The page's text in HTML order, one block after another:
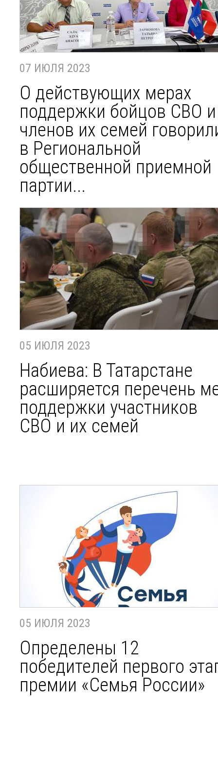
07 ИЮЛЯ 2023
О действующих мерах
поддержки бойцов СВО и
членов их семей
в Региональной
общественной приемной
партии...
05 ИЮЛЯ 2023
Набиева: В Татарстане
расширяется перечень
поддержки участников
СВО и их семей
05 ИЮЛЯ 2023
Определены 12
победителей первого
премии «Семья России»